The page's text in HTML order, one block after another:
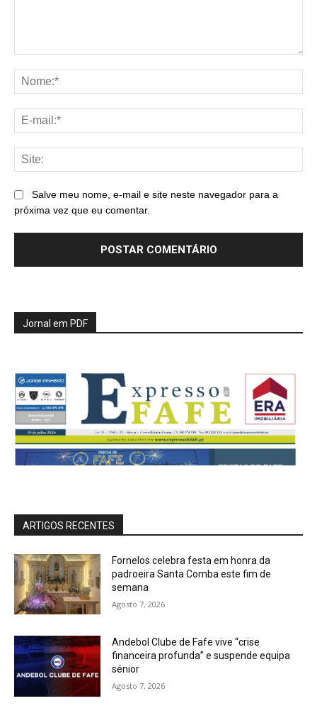
Salve meu nome, e-mail e site neste navegador para a
próxima vez que eu comentar.
Jornal em PDF
ARTIGOS RECENTES
Fornelos celebra festa em honra da
padroeira Santa Comba este fim de
semana
Agosto 7, 2026
Andebol Clube de Fafe vive “crise
financeira profunda” e suspende equipa
sénior
Agosto 7, 2026